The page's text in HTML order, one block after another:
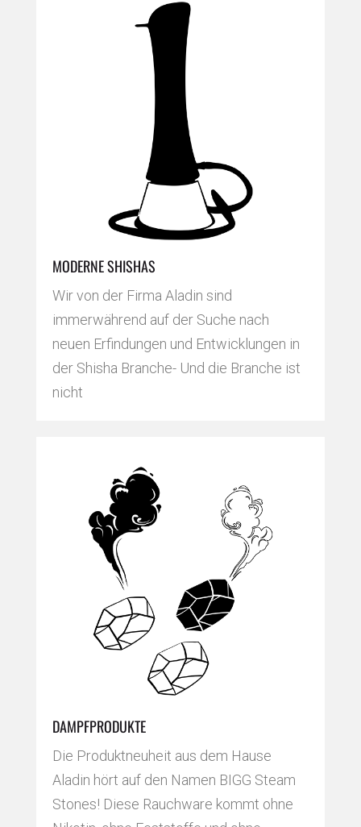
MODERNE SHISHAS
Wir von der Firma Aladin sind
immerwährend auf der Suche nach
neuen Erfindungen und Entwicklungen in
der Shisha Branche- Und die Branche ist
nicht
DAMPFPRODUKTE
Die Produktneuheit aus dem Hause
Aladin hört auf den Namen BIGG Steam
Stones! Diese Rauchware kommt ohne